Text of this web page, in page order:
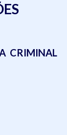
CRIMINAL